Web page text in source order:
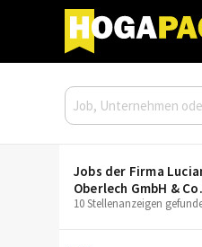
Jobs der Firma
Oberlech GmbH &
10 Stellenanzeigen